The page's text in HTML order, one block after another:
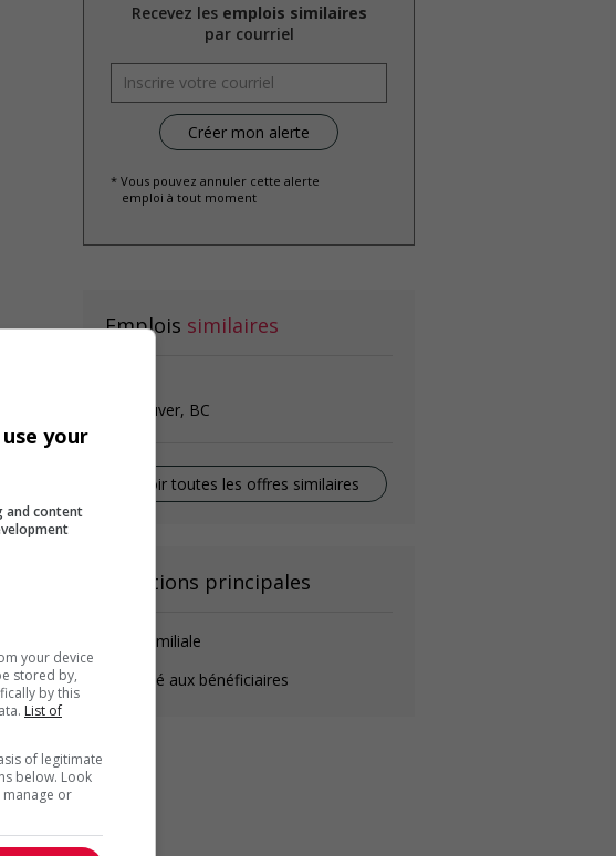
Recevez les emplois similaires
par courriel
* Vous pouvez annuler cette alerte
emploi à tout moment
Emplois similaires
Vancouver, BC
Voir toutes les offres similaires
Fonctions principales
Aide-familiale
Préposé aux bénéficiaires
your
and content
your device
stored by,
by this
List of
of legitimate
below. Look
or